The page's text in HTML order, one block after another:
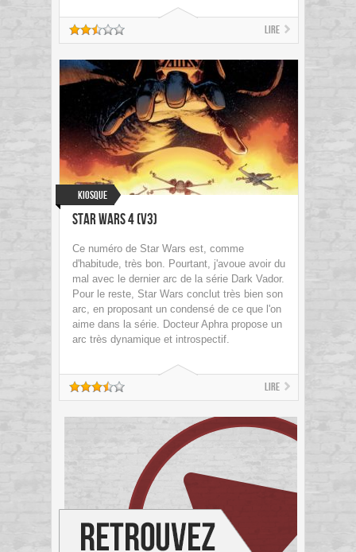
Lire
Kiosque
Star Wars 4 (V3)
Ce numéro de Star Wars est, comme
d'habitude, très bon. Pourtant, j'avoue avoir du
mal avec le dernier arc de la série Dark Vador.
Pour le reste, Star Wars conclut très bien son
arc, en proposant un condensé de ce que l'on
aime dans la série. Docteur Aphra propose un
arc très dynamique et introspectif.
Lire